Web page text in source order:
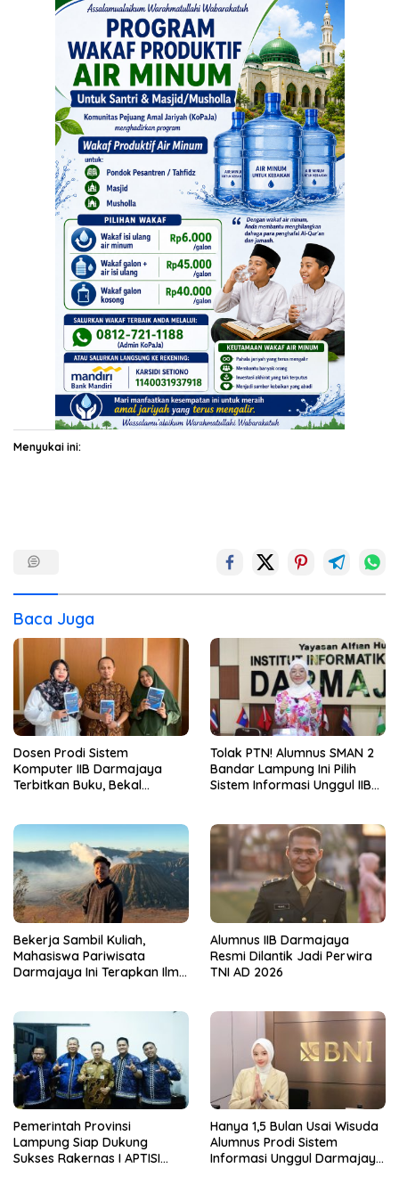
Menyukai ini:
Baca Juga
Dosen Prodi Sistem
Komputer IIB Darmajaya
Terbitkan Buku, Bekal
Tolak PTN! Alumnus SMAN 2
Bandar Lampung Ini Pilih
Sistem Informasi Unggul IIB
Bekerja Sambil Kuliah,
Mahasiswa Pariwisata
Darmajaya Ini Terapkan Ilmu
Alumnus IIB Darmajaya
Resmi Dilantik Jadi Perwira
TNI AD 2026
Pemerintah Provinsi
Lampung Siap Dukung
Sukses Rakernas I APTISI
Hanya 1,5 Bulan Usai Wisuda
Alumnus Prodi Sistem
Informasi Unggul Darmajaya